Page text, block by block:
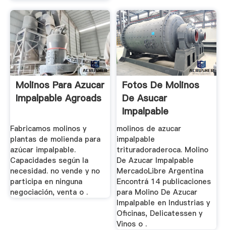
Molinos Para Azucar
Impalpable Agroads
Fabricamos molinos y
plantas de molienda para
azúcar impalpable.
Capacidades según la
necesidad. no vende y no
participa en ninguna
negociación, venta o .
Fotos De Molinos
De Asucar
Impalpable
molinos de azucar
impalpable
trituradoraderoca. Molino
De Azucar Impalpable
MercadoLibre Argentina
Encontrá 14 publicaciones
para Molino De Azucar
Impalpable en Industrias y
Oficinas, Delicatessen y
Vinos o .